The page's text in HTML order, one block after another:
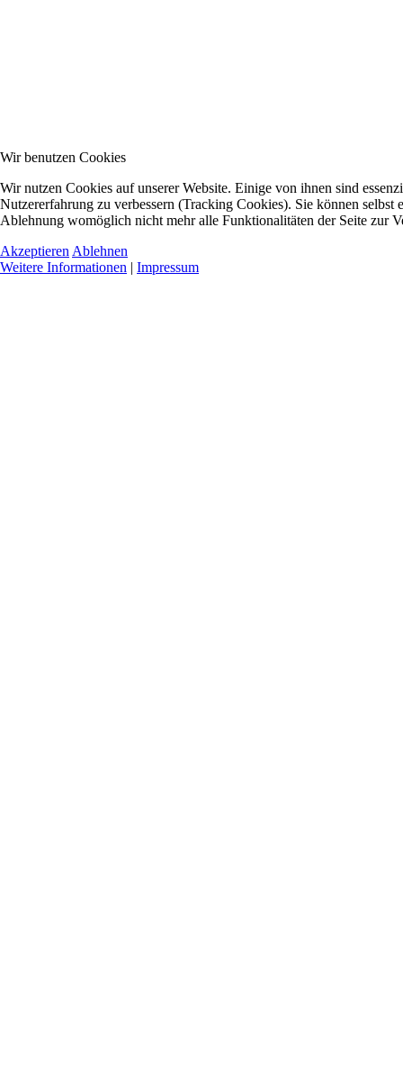
Wir benutzen Cookies
Wir nutzen Cookies auf unserer Website. Einige von ihnen sind
Nutzererfahrung zu verbessern (Tracking Cookies). Sie können selbst
Ablehnung womöglich nicht mehr alle Funktionalitäten der Seite zur
Akzeptieren Ablehnen
Weitere Informationen | Impressum